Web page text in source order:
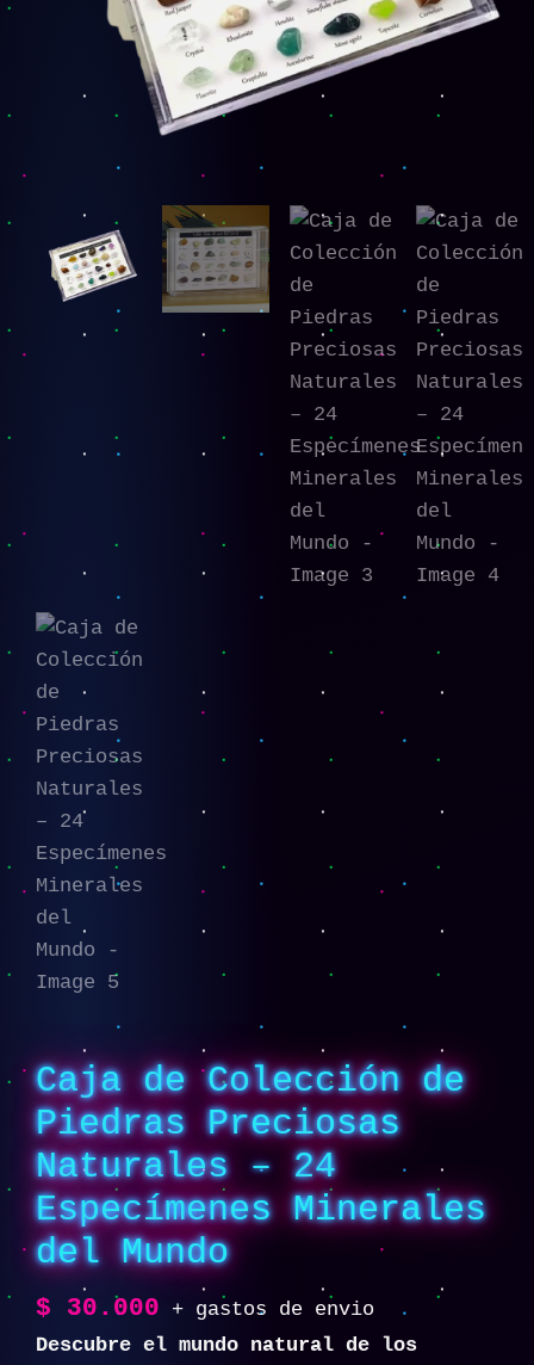
Caja de Colección de
Piedras Preciosas
Naturales – 24
Especímenes Minerales
del Mundo
$ 30.000
+ gastos de envio
Descubre el mundo natural de los
Minerales
Mundo